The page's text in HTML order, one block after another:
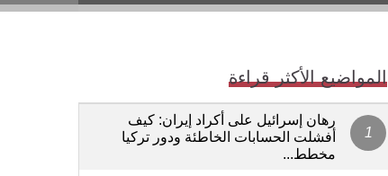
المواضيع الأكثر قراءة
رهان إسرائيل على أكراد إيران: كيف
أفشلت الحسابات الخاطئة ودور تركيا
مخطط...